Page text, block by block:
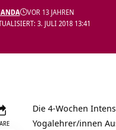
3. JULI 2018 13:41
VOR 13 JAHREN
Die 4-Wochen
Yogalehrer/innen